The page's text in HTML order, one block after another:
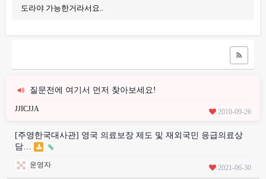
도라야 가능한거라서요..
질문전에 여기서 먼저 찾아보세요!
JJICJJA 2010-09-26
[주영한국대사관] 영국 의료보장 제도 및 재외국민 응급의료상
담…
운영자 2021-06-30